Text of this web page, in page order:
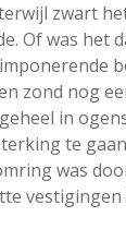
zwart
Of was het
zond nog
in
te
was